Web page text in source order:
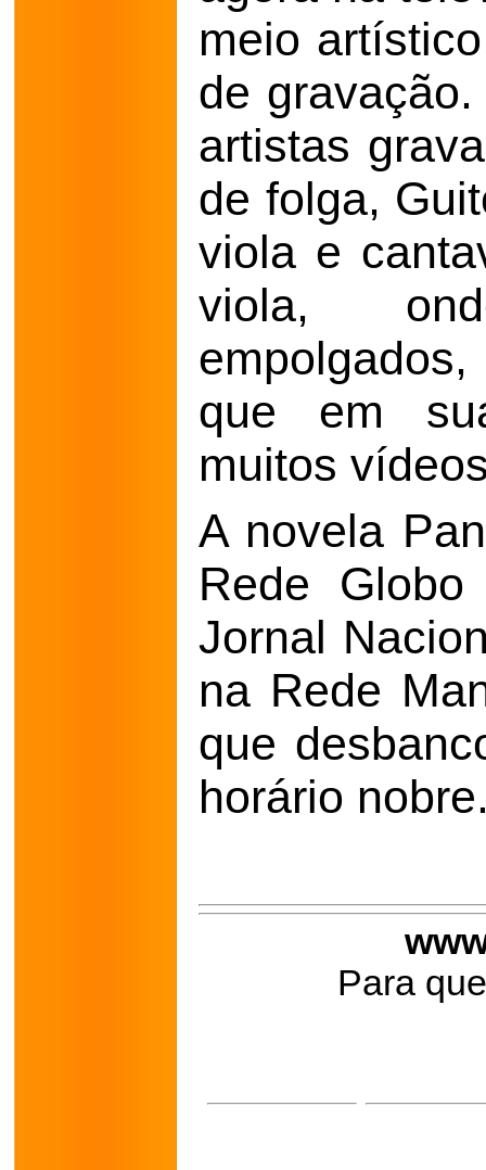
meio
de
artistas
de folga,
viola e
viola,
que em
muitos
A novela
Rede
Jornal
na Rede
que
horário
Para